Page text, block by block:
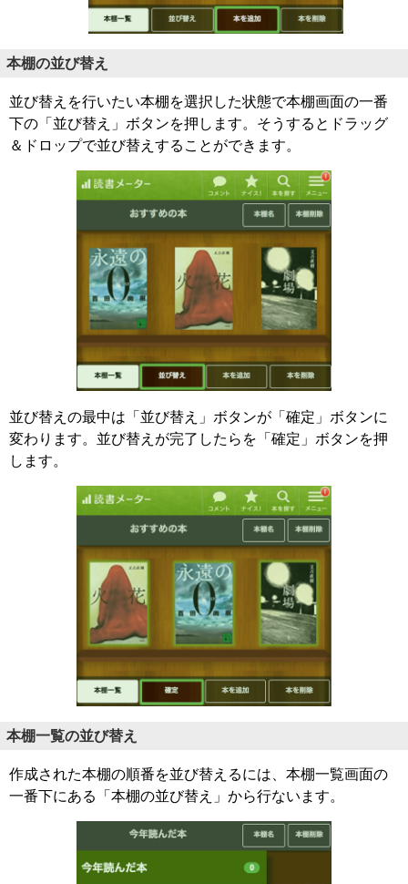
本棚の並び替え
並び替えを行いたい本棚を選択した状態で本棚画面の一番
下の「並び替え」ボタンを押します。そうするとドラッグ
＆ドロップで並び替えすることができます。
並び替えの最中は「並び替え」ボタンが「確定」ボタンに
変わります。並び替えが完了したらを「確定」ボタンを押
します。
本棚一覧の並び替え
作成された本棚の順番を並び替えるには、本棚一覧画面の
一番下にある「本棚の並び替え」から行ないます。